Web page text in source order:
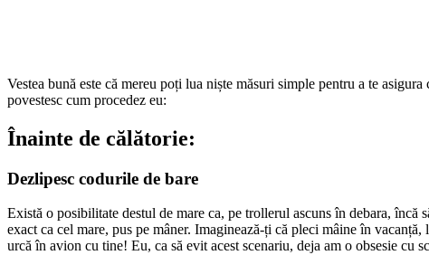
Vestea bună este că mereu poți lua niște măsuri simple pentru a te
povestesc cum procedez eu:
Înainte de călătorie:
Dezlipesc codurile de bare
Există o posibilitate destul de mare ca, pe trollerul ascuns în debara,
exact ca cel mare, pus pe mâner. Imaginează-ți că pleci mâine în
urcă în avion cu tine! Eu, ca să evit acest scenariu, deja am o obsesie